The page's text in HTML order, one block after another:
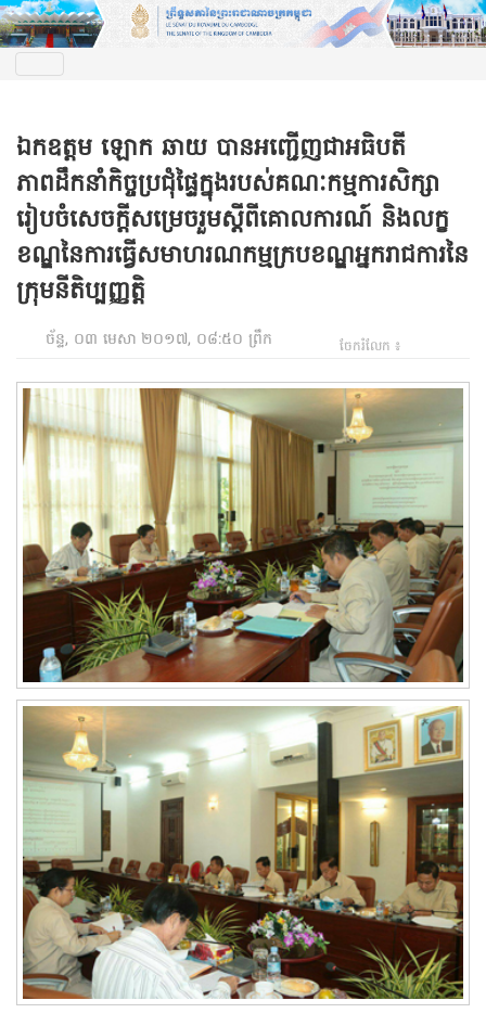
ឯកឧត្តម ឡោក ឆាយ បាន​អញ្ជើញ​ជា​អធិបតី​
ភាពដឹក​នាំ​កិច្ច​ប្រជុំ​​ផ្ទៃ​ក្នុង​របស់​គណៈកម្មការ​សិក្សា​
រៀប​ចំ​សេចក្តី​សម្រេច​រួម​ស្តីពី​គោល​ការណ៍ និង​លក្ខ
ខណ្ឌ​នៃ​ការ​ធ្វើ​សមាហរណកម្ម​ក្រប​ខណ្ឌ​អ្នក​រាជការ​នៃ​
ក្រុម​នីតិ​ប្បញ្ញត្តិ
ច័ន្ទ, ០៣ មេសា ២០១៧, ០៨:៥០ ព្រឹក ចែករំលែក ៖